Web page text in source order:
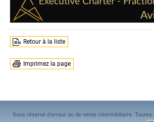
Retour à la liste
Imprimez la page
Sous réserve d'erreur ou de vente intermédiaire.